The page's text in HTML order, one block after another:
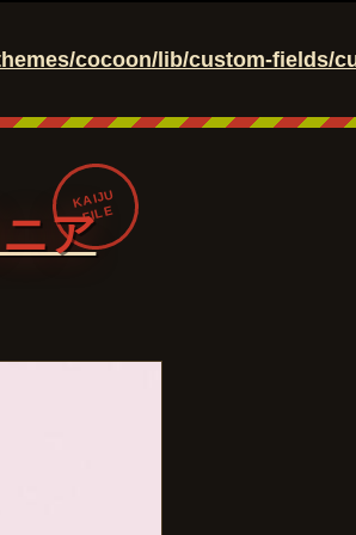
cocoon/lib/custom-fields/
KAIJU
FILE
ア